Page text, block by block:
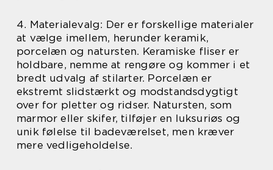
4. Materialevalg: Der er forskellige materialer
at vælge imellem, herunder keramik,
porcelæn og natursten. Keramiske fliser er
holdbare, nemme at rengøre og kommer i et
bredt udvalg af stilarter. Porcelæn er
ekstremt slidstærkt og modstandsdygtigt
over for pletter og ridser. Natursten, som
marmor eller skifer, tilføjer en luksuriøs og
unik følelse til badeværelset, men kræver
mere vedligeholdelse.